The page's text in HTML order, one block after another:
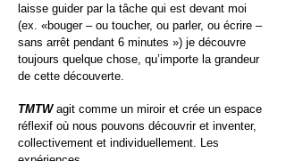
laisse guider par la tâche qui est devant moi
(ex. «bouger – ou toucher, ou parler, ou écrire –
sans arrêt pendant 6 minutes ») je découvre
toujours quelque chose, qu’importe la grandeur
de cette découverte.
TMTW agit comme un miroir et crée un espace
réflexif où nous pouvons découvrir et inventer,
collectivement et individuellement. Les